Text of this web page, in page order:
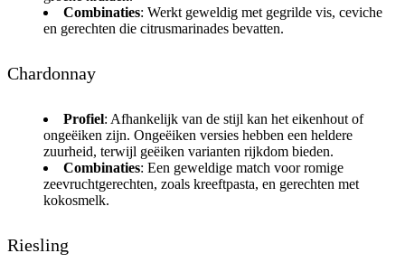
Combinaties: Werkt geweldig met gegrilde vis, ceviche
en gerechten die citrusmarinades bevatten.
Chardonnay
Profiel: Afhankelijk van de stijl kan het eikenhout of
ongeëiken zijn. Ongeëiken versies hebben een heldere
zuurheid, terwijl geëiken varianten rijkdom bieden.
Combinaties: Een geweldige match voor romige
zeevruchtgerechten, zoals kreeftpasta, en gerechten met
kokosmelk.
Riesling